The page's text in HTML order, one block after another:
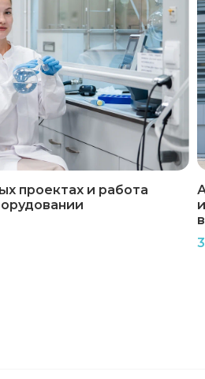
проектах и работа